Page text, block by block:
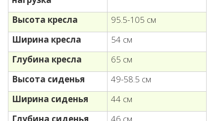
Высота кресла
95.5-105 см
Ширина кресла
54 см
Глубина кресла
65 см
Высота сиденья
49-58.5 см
Ширина сиденья
44 см